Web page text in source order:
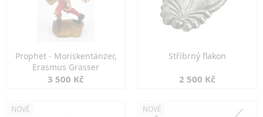
Prophet - Moriskentänzer,
Erasmus Grasser
3 500 Kč
Stříbrný flakon
2 500 Kč
NOVÉ NOVÉ